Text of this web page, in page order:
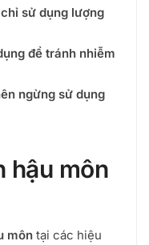
sử dụng lượng
để tránh nhiễm
ngừng sử dụng
hậu môn
môn tại các hiệu